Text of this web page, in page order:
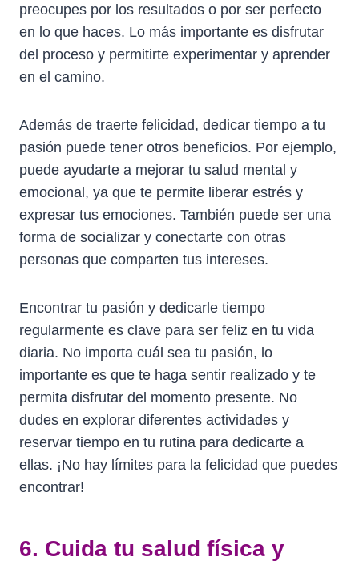
preocupes por los resultados o por ser perfecto
en lo que haces. Lo más importante es disfrutar
del proceso y permitirte experimentar y aprender
en el camino.
Además de traerte felicidad, dedicar tiempo a tu
pasión puede tener otros beneficios. Por ejemplo,
puede ayudarte a mejorar tu salud mental y
emocional, ya que te permite liberar estrés y
expresar tus emociones. También puede ser una
forma de socializar y conectarte con otras
personas que comparten tus intereses.
Encontrar tu pasión y dedicarle tiempo
regularmente es clave para ser feliz en tu vida
diaria. No importa cuál sea tu pasión, lo
importante es que te haga sentir realizado y te
permita disfrutar del momento presente. No
dudes en explorar diferentes actividades y
reservar tiempo en tu rutina para dedicarte a
ellas. ¡No hay límites para la felicidad que puedes
encontrar!
6. Cuida tu salud física y